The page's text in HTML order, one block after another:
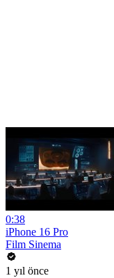
0:38
iPhone 16 Pro
Film Sinema
1 yıl önce